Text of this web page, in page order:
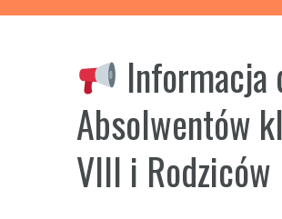
Informacja
Absolwentów
VIII i Rodziców